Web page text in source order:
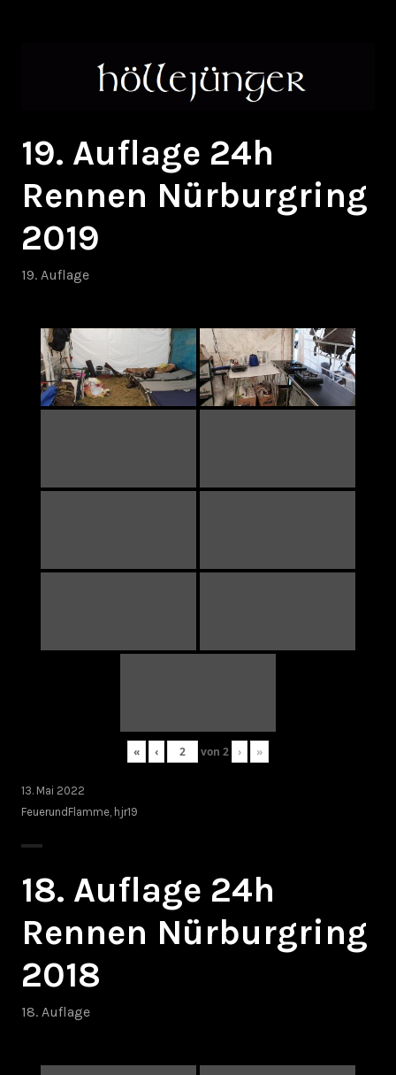
19. Auflage 24h
Rennen Nürburgring
2019
19. Auflage
« ‹ von 2 › »
13. Mai 2022
FeuerundFlamme hjr19
18. Auflage 24h
Rennen Nürburgring
2018
18. Auflage